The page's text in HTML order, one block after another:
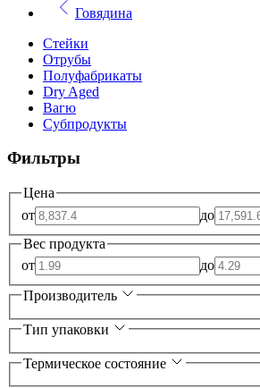
Говядина
Стейки
Отрубы
Полуфабрикаты
Dry Aged
Вагю
Субпродукты
Фильтры
Цена
от
до
Вес продукта
от
до
Производитель
Тип упаковки
Термическое состояние